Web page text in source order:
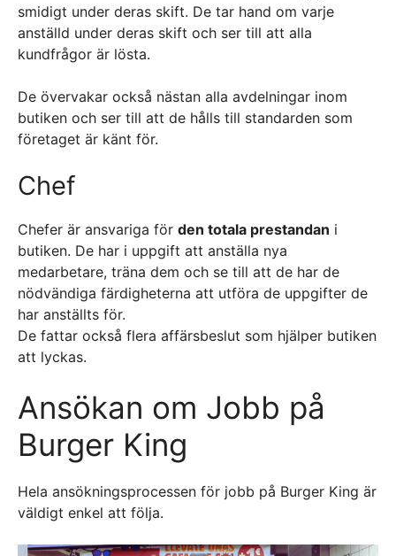
smidigt under deras skift. De tar hand om varje
anställd under deras skift och ser till att alla
kundfrågor är lösta.
De övervakar också nästan alla avdelningar inom
butiken och ser till att de hålls till standarden som
företaget är känt för.
Chef
Chefer är ansvariga för den totala prestandan i
butiken. De har i uppgift att anställa nya
medarbetare, träna dem och se till att de har de
nödvändiga färdigheterna att utföra de uppgifter de
har anställts för.
De fattar också flera affärsbeslut som hjälper butiken
att lyckas.
Ansökan om Jobb på
Burger King
Hela ansökningsprocessen för jobb på Burger King är
väldigt enkel att följa.